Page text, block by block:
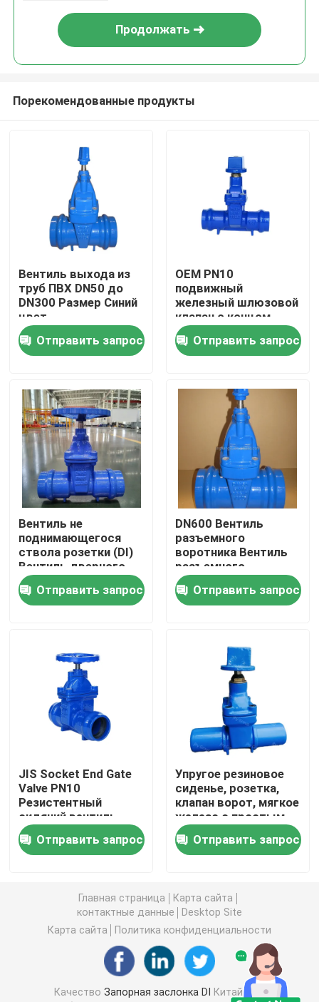
Дом
Товары
Видео
О нас
Тур по фабрике
Контроль качества
Свяжитесь с нами
Новости
Запорная заслонка DI
Жизнерадостная усаженная запорная заслонка
Не поднимая запорная заслонка стержня
Запорная заслонка замка
Электрическая запорная заслонка
запорная заслонка шестерни червя
Запорная заслонка стержня расширения
Продолжать
Порекомендованные продукты
Вентиль выхода из
труб ПВХ DN50 до
DN300 Размер Синий
цвет
Отправить запрос
OEM PN10
подвижный
железный шлюзовой
клапан с концом
розетки на заказ
Отправить запрос
Вентиль не
поднимающегося
ствола розетки (DI)
Вентиль дверного
проема для
применения масла
Отправить запрос
DN600 Вентиль
разъемного
воротника Вентиль
разъемного
воротника железа
PN16 Синий цвет
Отправить запрос
JIS Socket End Gate
Valve PN10
Резистентный
сидячий вентиль
Отправить запрос
Упругое резиновое
сиденье, розетка,
клапан ворот, мягкое
железо с простым
концом
Отправить запрос
Главная страница
Карта сайта
контактные данные
Desktop Site
Карта сайта
Политика конфиденциальности
Качество Запорная заслонка DI
Китайская